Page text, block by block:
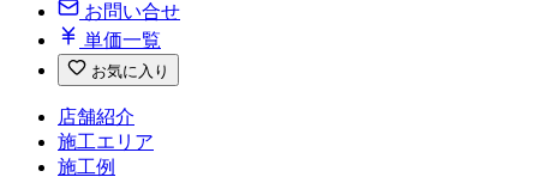
お問い合せ
単価一覧
お気に入り
店舗紹介
施工エリア
施工例